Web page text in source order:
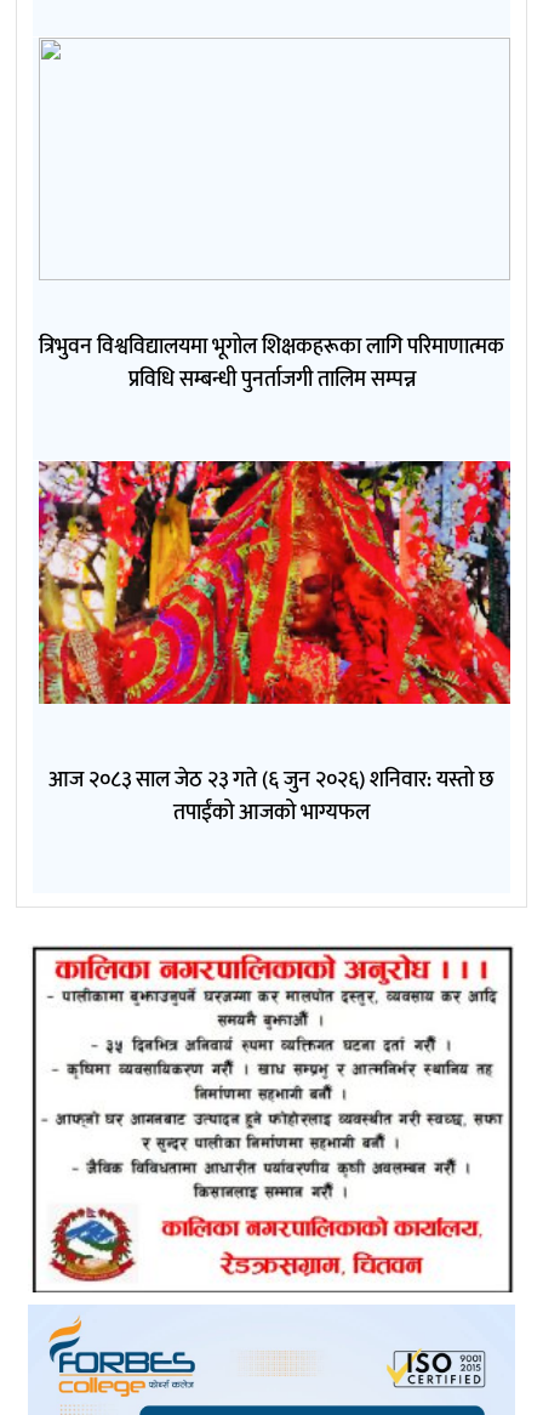
त्रिभुवन विश्वविद्यालयमा भूगोल शिक्षकहरूका लागि परिमाणात्मक
प्रविधि सम्बन्धी पुनर्ताजगी तालिम सम्पन्न
आज २०८३ साल जेठ २३ गते (६ जुन २०२६) शनिवार: यस्तो छ
तपाईंको आजको भाग्यफल